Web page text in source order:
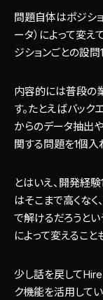
問題自体はポジショ
ータ）によって変
ジションごとの設問
内容的には普段の
す。たとえばバッ
からのデータ抽出
関する問題を1個入
とはいえ、開発経
はそこまで高くな
で解けるだろうとい
によって変えること
少し話を戻して
ク機能を活用して